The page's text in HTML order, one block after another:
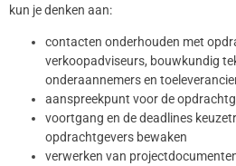
kun je denken aan:
contacten onderhouden met
verkoopadviseurs, bouwkundig
onderaannemers en
aanspreekpunt voor de
voortgang en de deadlines
opdrachtgevers bewaken
verwerken van